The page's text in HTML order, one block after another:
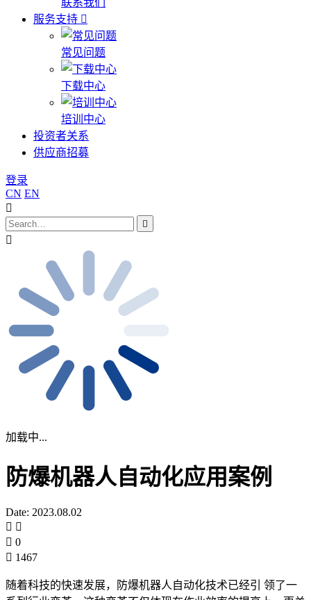
服务支持
常见问题
下载中心
培训中心
投资者关系
供应商招募
登录
CN EN
加载中...
防爆机器人自动化应用案例
Date: 2023.08.02
0
1467
随着科技的快速发展，防爆机器人自动化技术已经引 领了一